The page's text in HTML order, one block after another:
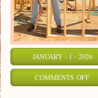
JANUARY - 1 - 2026
COMMENTS OFFON